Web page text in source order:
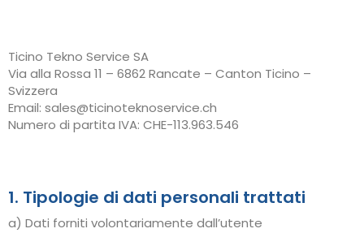
Ticino Tekno Service SA
Via alla Rossa 11 – 6862 Rancate – Canton Ticino –
Svizzera
Email: sales@ticinoteknoservice.ch
Numero di partita IVA: CHE-113.963.546
1. Tipologie di dati personali trattati
a) Dati forniti volontariamente dall’utente